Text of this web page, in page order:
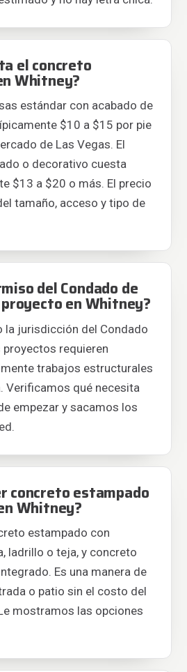
el concreto
Whitney?
estándar con acabado de
$10 a $15 por pie
de Las Vegas. El
o decorativo cuesta
$13 a $20 o más. El precio
tamaño, acceso y tipo de
del Condado de
en Whitney?
la jurisdicción del Condado
proyectos requieren
trabajos estructurales
Verificamos qué necesita
empezar y sacamos los
concreto estampado
Whitney?
estampado con
ladrillo o teja, y concreto
Es una manera de
o patio sin el costo del
mostramos las opciones